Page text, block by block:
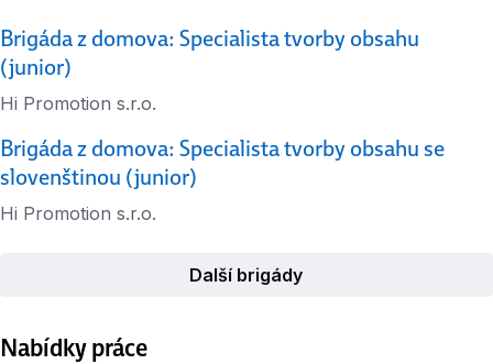
Brigáda z domova: Specialista tvorby obsahu
(junior)
Hi Promotion s.r.o.
Brigáda z domova: Specialista tvorby obsahu se
slovenštinou (junior)
Hi Promotion s.r.o.
Další brigády
Nabídky práce